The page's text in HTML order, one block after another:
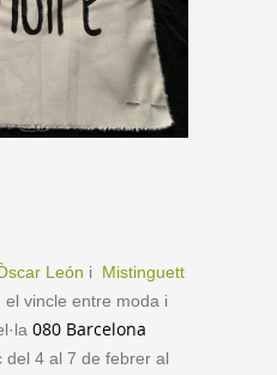
León i Mistinguett
el vincle entre moda i
080 Barcelona
del 4 al 7 de febrer al